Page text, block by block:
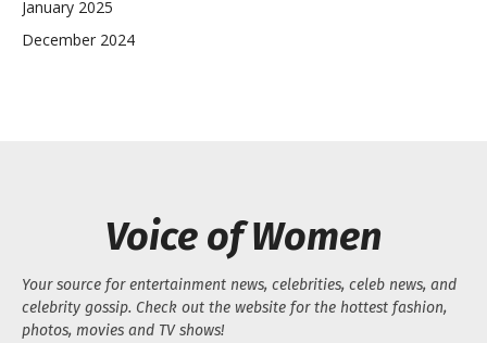
January 2025
December 2024
Voice of Women
Your source for entertainment news, celebrities, celeb news, and
celebrity gossip. Check out the website for the hottest fashion,
photos, movies and TV shows!